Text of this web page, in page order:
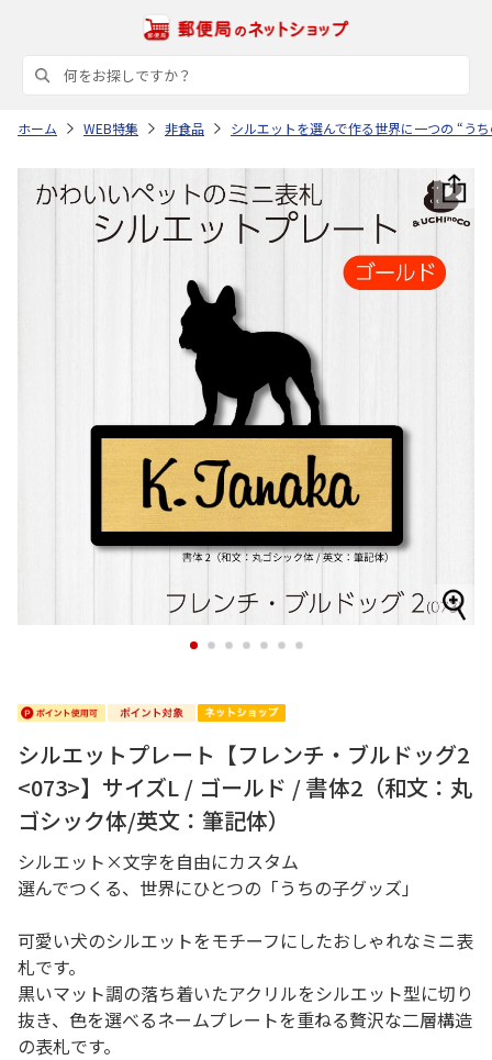
ホーム WEB特集 非食品 シルエットを選んで作る世界に一つの “う
1 2 3 4 5 6 7
シルエットプレート【フレンチ・ブルドッグ2
<073>】サイズL / ゴールド / 書体2（和文：丸
ゴシック体/英文：筆記体）
シルエット×文字を自由にカスタム
選んでつくる、世界にひとつの「うちの子グッズ」
可愛い犬のシルエットをモチーフにしたおしゃれなミニ表
札です。
黒いマット調の落ち着いたアクリルをシルエット型に切り
抜き、色を選べるネームプレートを重ねる贅沢な二層構造
の表札です。